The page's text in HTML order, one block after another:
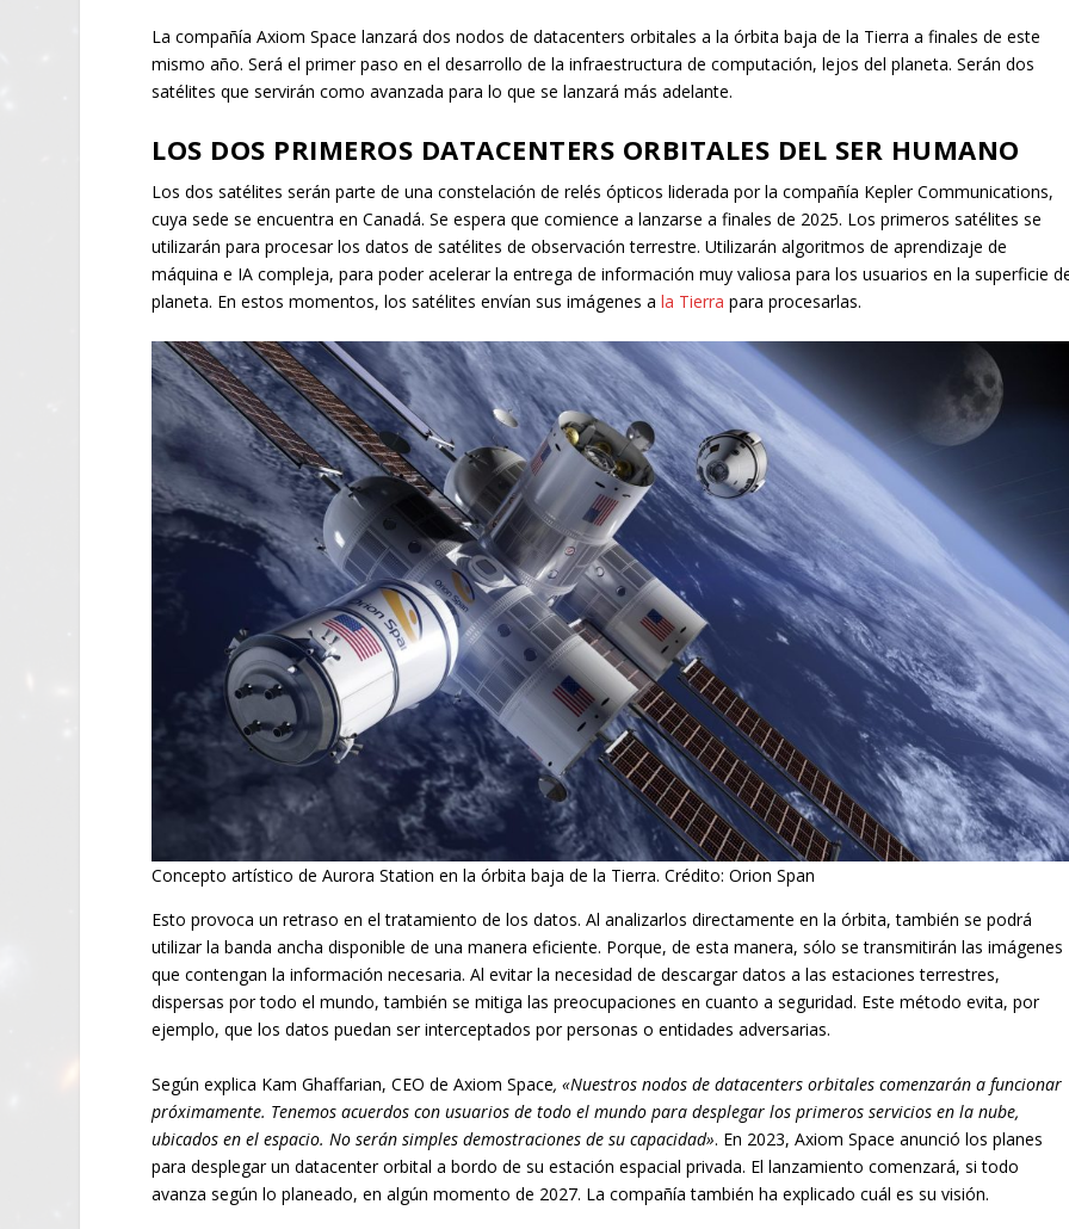
La compañía Axiom Space lanzará dos nodos de datacenters orbitales a la órbita baja de la Tierra a finales de este
mismo año. Será el primer paso en el desarrollo de la infraestructura de computación, lejos del planeta. Serán dos
satélites que servirán como avanzada para lo que se lanzará más adelante.
LOS DOS PRIMEROS DATACENTERS ORBITALES DEL SER HUMANO
Los dos satélites serán parte de una constelación de relés ópticos liderada por la compañía Kepler Communications,
cuya sede se encuentra en Canadá. Se espera que comience a lanzarse a finales de 2025. Los primeros satélites se
utilizarán para procesar los datos de satélites de observación terrestre. Utilizarán algoritmos de aprendizaje de
máquina e IA compleja, para poder acelerar la entrega de información muy valiosa para los usuarios en la superficie
planeta. En estos momentos, los satélites envían sus imágenes ala Tierra para procesarlas.
Concepto artístico de Aurora Station en la órbita baja de la Tierra. Crédito: Orion Span
Esto provoca un retraso en el tratamiento de los datos. Al analizarlos directamente en la órbita, también se podrá
utilizar la banda ancha disponible de una manera eficiente. Porque, de esta manera, sólo se transmitirán las imágenes
que contengan la información necesaria. Al evitar la necesidad de descargar datos a las estaciones terrestres,
dispersas por todo el mundo, también se mitiga las preocupaciones en cuanto a seguridad. Este método evita, por
ejemplo, que los datos puedan ser interceptados por personas o entidades adversarias.
Según explica Kam Ghaffarian, CEO de Axiom Space, «Nuestros nodos de datacenters orbitales comenzarán a funcionar
próximamente. Tenemos acuerdos con usuarios de todo el mundo para desplegar los primeros servicios en la nube,
ubicados en el espacio. No serán simples demostraciones de su capacidad». En 2023, Axiom Space anunció los planes
para desplegar un datacenter orbital a bordo de su estación espacial privada. El lanzamiento comenzará, si todo
avanza según lo planeado, en algún momento de 2027. La compañía también ha explicado cuál es su visión.